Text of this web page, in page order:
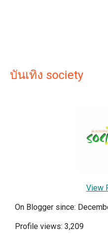
บันเทิง society
View
On Blogger since:
Profile views: 3,209